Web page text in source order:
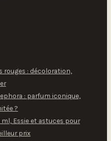
rouges : décoloration,
: parfum iconique,
?
Essie et astuces pour
prix